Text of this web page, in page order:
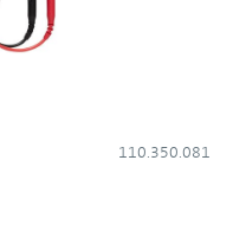
110.350.081